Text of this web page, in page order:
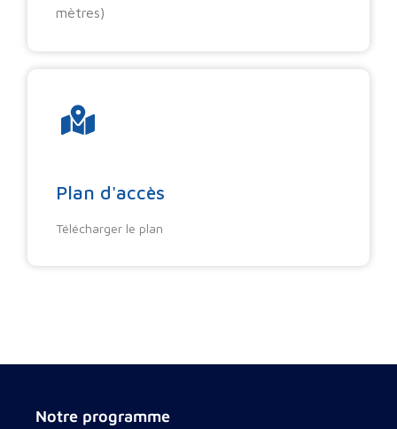
mètres)
Plan d'accès
Télécharger le plan
Notre programme